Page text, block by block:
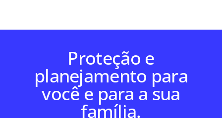
Proteção e
planejamento para
você e para a sua
família.